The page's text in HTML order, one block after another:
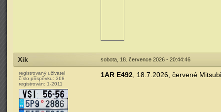
Xik sobota, 18. července 2026 - 20:44:46
registrovaný uživatel
číslo příspěvku: 368
registrován: 1-2011
1AR E492 , 18.7.2026, červené